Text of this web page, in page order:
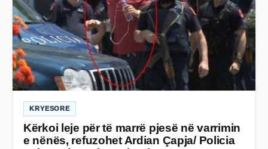
KRYESORE
Kërkoi leje për të marrë pjesë në varrimin
e nënës, refuzohet Ardian Çapja/ Policia